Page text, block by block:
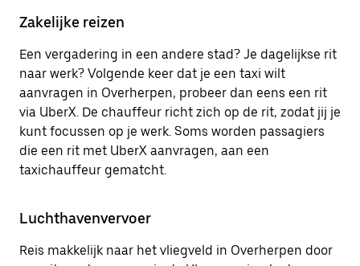
Zakelijke reizen
Een vergadering in een andere stad? Je dagelijkse rit
naar werk? Volgende keer dat je een taxi wilt
aanvragen in Overherpen, probeer dan eens een rit
via UberX. De chauffeur richt zich op de rit, zodat jij je
kunt focussen op je werk. Soms worden passagiers
die een rit met UberX aanvragen, aan een
taxichauffeur gematcht.
Luchthavenvervoer
Reis makkelijk naar het vliegveld in Overherpen door